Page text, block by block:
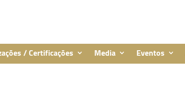
/ Certificações Media Eventos